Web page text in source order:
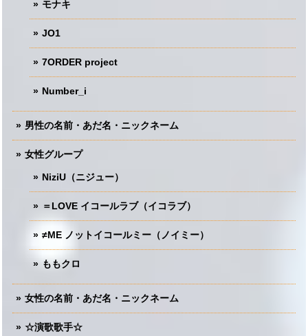
モナキ
JO1
7ORDER project
Number_i
男性の名前・あだ名・ニックネーム
女性グループ
NiziU（ニジュー）
＝LOVE イコールラブ（イコラブ）
≠ME ノットイコールミー（ノイミー）
ももクロ
女性の名前・あだ名・ニックネーム
☆演歌歌手☆